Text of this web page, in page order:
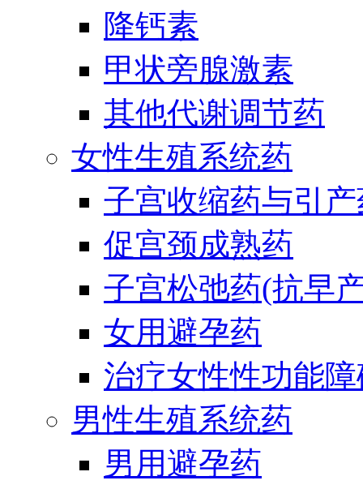
降钙素
甲状旁腺激素
其他代谢调节药
女性生殖系统药
子宫收缩药与引
促宫颈成熟药
子宫松弛药(抗早
女用避孕药
治疗女性性功能
男性生殖系统药
男用避孕药